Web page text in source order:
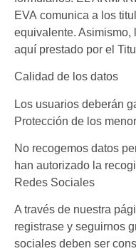
EVA comunica a los
equivalente. Asimismo,
aquí prestado por el
Calidad de los datos
Los usuarios deberán
Protección de los
No recogemos datos
han autorizado la
Redes Sociales
A través de nuestra
registrase y seguirnos
sociales deben ser